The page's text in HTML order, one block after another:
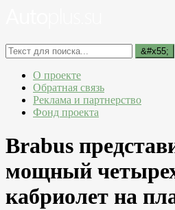
О проекте
Обратная связь
Реклама и партнерство
Фонд проекта
Brabus
мощный
кабриолет на